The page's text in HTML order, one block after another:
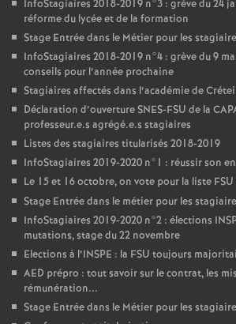
InfoStagiaires 2018-2019 n°3 : grève du 24
réforme du lycée et de la formation
Stage Entrée dans le Métier pour les
InfoStagiaires 2018-2019 n°4 : grève du 9
conseils pour l’année prochaine
Stagiaires affectés dans l’académie de
Déclaration d’ouvertureSNES-FSU de la
professeur.e.s agrégé.e.s stagiaires
Listes des stagiaires titularisés 2018-2019
InfoStagiaires 2019-2020 n°1 : réussir son
Le 15 et 16 octobre, on vote pour la liste FSU
Stage Entrée dans le métier pour les
InfoStagiaires 2019-2020 n°2 : élections
mutations, stage du 22 novembre
Elections à l’INSPE : la FSU toujours
AED prépro : tout savoir sur le contrat, les
rémunération...
Stage Entrée dans le Métier pour les